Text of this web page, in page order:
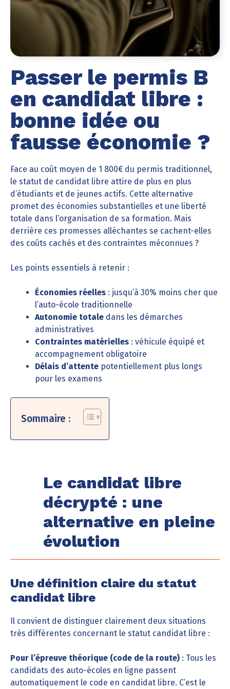
Passer le permis B
en candidat libre :
bonne idée ou
fausse économie ?
Face au coût moyen de 1 800€ du permis traditionnel,
le statut de candidat libre attire de plus en plus
d’étudiants et de jeunes actifs. Cette alternative
promet des économies substantielles et une liberté
totale dans l’organisation de sa formation. Mais
derrière ces promesses alléchantes se cachent-elles
des coûts cachés et des contraintes méconnues ?
Les points essentiels à retenir :
Économies réelles : jusqu’à 30% moins cher que
l’auto-école traditionnelle
Autonomie totale dans les démarches
administratives
Contraintes matérielles : véhicule équipé et
accompagnement obligatoire
Délais d’attente potentiellement plus longs
pour les examens
Sommaire :
Le candidat libre
décrypté : une
alternative en pleine
évolution
Une définition claire du statut
candidat libre
Il convient de distinguer clairement deux situations
très différentes concernant le statut candidat libre :
Pour l’épreuve théorique (code de la route) : Tous les
candidats des auto-écoles en ligne passent
automatiquement le code en candidat libre. C’est le